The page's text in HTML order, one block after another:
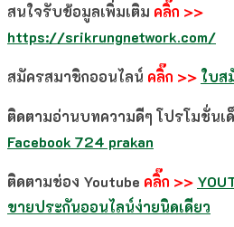
สนใจรับข้อมูลเพิ่มเติม คลิ๊ก >>
https://srikrungnetwork.com/
สมัครสมาชิกออนไลน์ คลิ๊ก >> ใบส
ติดตามอ่านบทความดีๆ โปรโมชั่นเ
Facebook 724 prakan
ติดตามช่อง Youtube คลิ๊ก >>
ขายประกันออนไลน์ง่ายนิดเดียว